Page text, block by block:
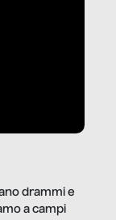
drammi e
a campi